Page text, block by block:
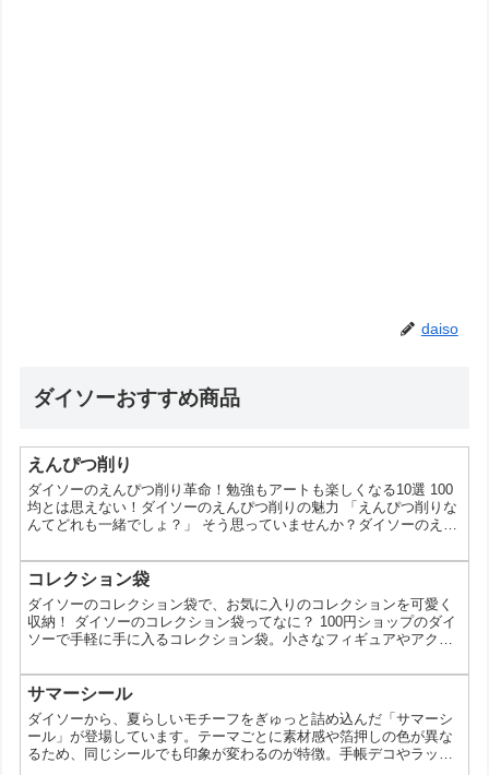
daiso
ダイソーおすすめ商品
えんぴつ削り
ダイソーのえんぴつ削り革命！勉強もアートも楽しくなる10選 100
均とは思えない！ダイソーのえんぴつ削りの魅力 「えんぴつ削りな
んてどれも一緒でしょ？」 そう思っていませんか？ダイソーのえん
大人まで楽しめるアイテムへと生まれ変わりました。今回は、そん
なダイソーのえんぴつ削りの魅力を徹底解剖！あなたにぴったりの
一本が見つかるはずです。 なぜダイソーのえんぴつ削りが人気な
の？ お財布に優しい 100円という価格で、気軽に...
コレクション袋
ダイソーのコレクション袋で、お気に入りのコレクションを可愛く
収納！ ダイソーのコレクション袋ってなに？ 100円ショップのダイ
ソーで手軽に手に入るコレクション袋。小さなフィギュアやアクセ
や傷から守りながら、おしゃれに収納できるアイテムです。今回
は、そんなダイソーのコレクション袋の魅力をたっぷりとお伝えし
ます。 なぜダイソーのコレクション袋が人気なの？ ダイソーのコ
レクション袋が人気を集めている理由は、以下の通りです。...
サマーシール
ダイソーから、夏らしいモチーフをぎゅっと詰め込んだ「サマーシ
ール」が登場しています。テーマごとに素材感や箔押しの色が異な
るため、同じシールでも印象が変わるのが特徴。手帳デコやラッピ